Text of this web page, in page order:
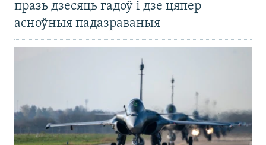
празь дзесяць гадоў і дзе цяпер
асноўныя падазраваныя